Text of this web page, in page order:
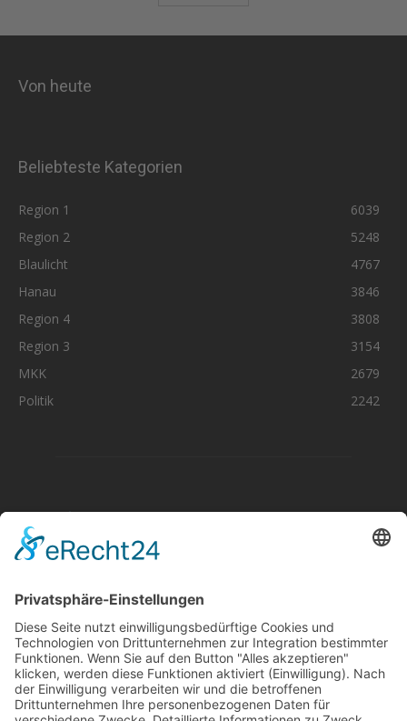
Von heute
Beliebteste Kategorien
Region 1
6039
Region 2
5248
Blaulicht
4767
Hanau
3846
Region 4
3808
Region 3
3154
MKK
2679
Politik
2242
Aktuelle Nachrichten aus dem MKK-Kreis.
Kontaktiere uns:team@mkk-echo.de